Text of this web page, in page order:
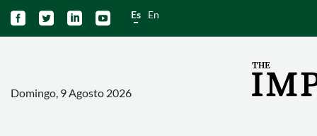
    Es En
Domingo, 9 Agosto 2026